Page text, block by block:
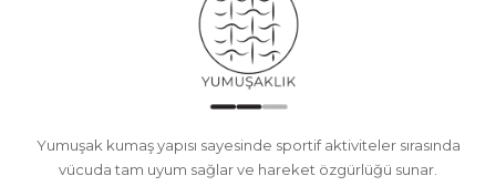
Yumuşak kumaş yapısı sayesinde sportif aktiviteler sırasında
vücuda tam uyum sağlar ve hareket özgürlüğü sunar.